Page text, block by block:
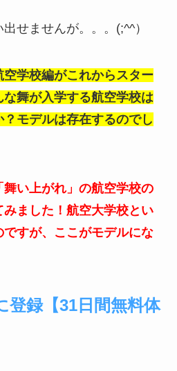
せませんが。。。(;^^）
学校編がこれからスター
な舞が入学する航空学校は
モデルは存在するのでし
い上がれ」の航空学校の
ました！航空大学校とい
すが、ここがモデルにな
登録【31日間無料体